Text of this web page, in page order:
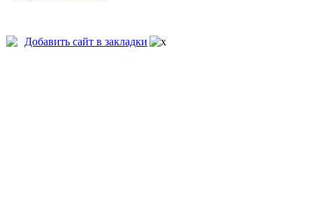
Добавить сайт в закладки